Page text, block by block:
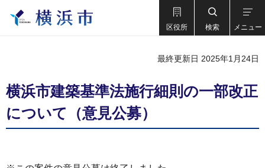
区役所 検索 メニュー
最終更新日 2025年1月24日
横浜市建築基準法施行細則の一部改正
について（意見公募）